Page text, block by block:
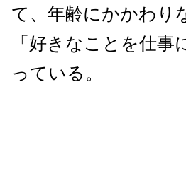
て、年齢にかかわり
「好きなことを仕
っている。